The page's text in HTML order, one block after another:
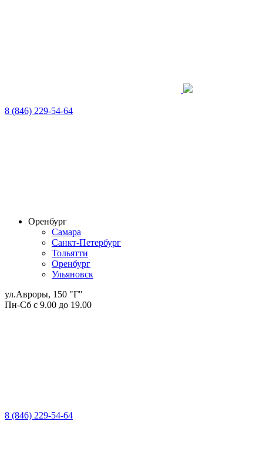
8 (846) 229-54-64
Оренбург
Самара
Санкт-Петербург
Тольятти
Оренбург
Ульяновск
ул.Авроры, 150 "Г"
Пн-Сб с 9.00 до 19.00
8 (846) 229-54-64